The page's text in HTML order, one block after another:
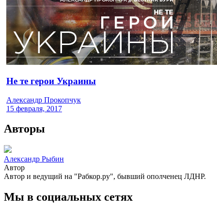
Не те герои Украины
Александр Прокопчук
15 февраля, 2017
Авторы
Александр Рыбин
Автор
Автор и ведущий на "Рабкор.ру", бывший ополченец ЛДНР.
Мы в социальных сетях